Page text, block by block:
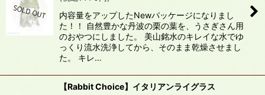
内容量をアップしたNewパッケージになりまし
た！！ 自然豊かな丹波の栗の葉を、うさぎさん用
のおやつにしました。 美山銘水のキレイな水でゆ
っくり流水洗浄してから、そのまま乾燥させまし
た。 キレ…
【Rabbit Choice】イタリアンライグラス